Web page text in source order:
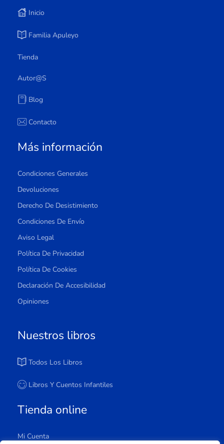
Inicio
Familia Apuleyo
Tienda
Autor@s
Blog
Contacto
Más información
Condiciones Generales
Devoluciones
Derecho De Desistimiento
Condiciones De Envío
Aviso Legal
Política De Privacidad
Política De Cookies
Declaración De Accesibilidad
Opiniones
Nuestros libros
Todos Los Libros
Libros Y Cuentos Infantiles
Tienda online
Mi Cuenta